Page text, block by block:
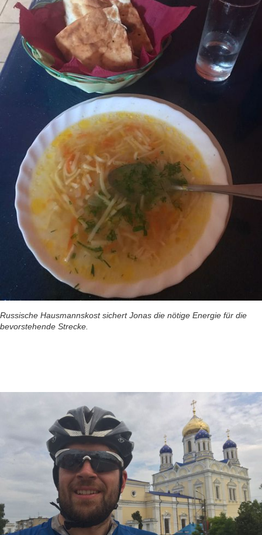
Russische Hausmannskost sichert Jonas die nötige Energie für die
bevorstehende Strecke.